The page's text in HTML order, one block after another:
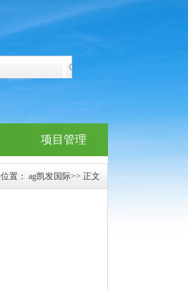
项目管理
置： ag凯发国际>> 正文